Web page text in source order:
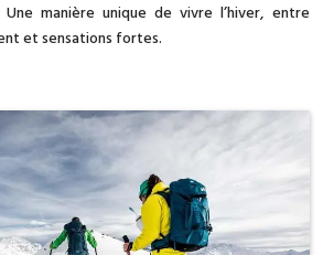
Une manière unique de vivre l’hiver, entre
et sensations fortes.